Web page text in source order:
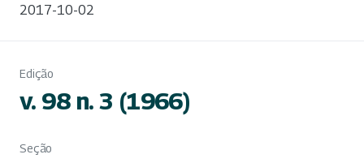
2017-10-02
Edição
v. 98 n. 3 (1966)
Seção